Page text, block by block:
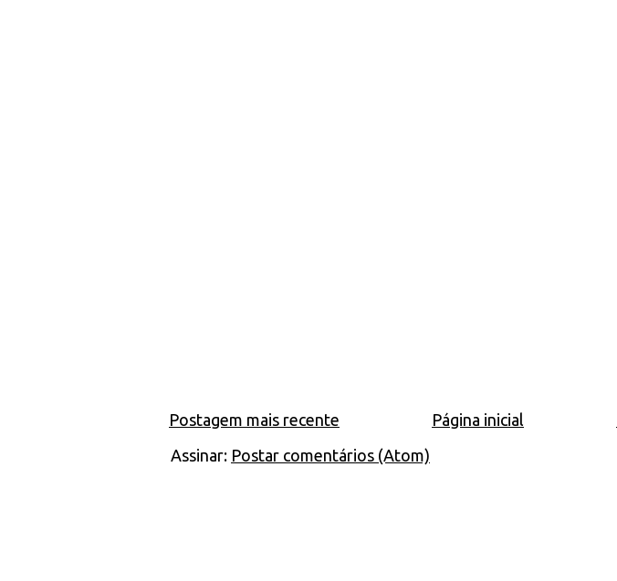
Postagem mais recente
Página inicial
Assinar: Postar comentários (Atom)